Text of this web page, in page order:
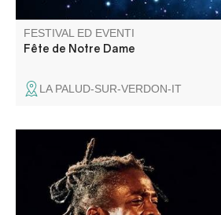
FESTIVAL ED EVENTI
Fête de Notre Dame
LA PALUD-SUR-VERDON-IT
Concert de Balla Bangoura, Musique
traditionnels africains et influences